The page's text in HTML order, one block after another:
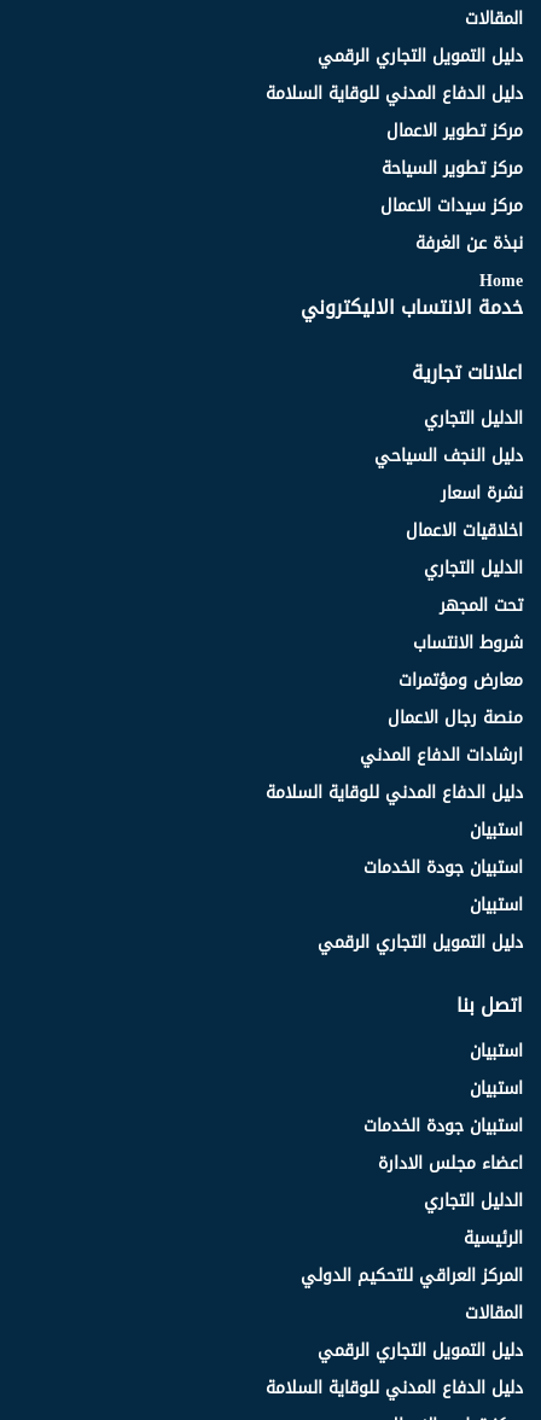
المقالات
دليل التمويل التجاري الرقمي
دليل الدفاع المدني للوقاية السلامة
مركز تطوير الاعمال
مركز تطوير السياحة
مركز سيدات الاعمال
نبذة عن الغرفة
Home
خدمة الانتساب الاليكتروني
اعلانات تجارية
الدليل التجاري
دليل النجف السياحي
نشرة اسعار
اخلاقيات الاعمال
الدليل التجاري
تحت المجهر
شروط الانتساب
معارض ومؤتمرات
منصة رجال الاعمال
ارشادات الدفاع المدني
دليل الدفاع المدني للوقاية السلامة
استبيان
استبيان جودة الخدمات
استبيان
دليل التمويل التجاري الرقمي
اتصل بنا
استبيان
استبيان
استبيان جودة الخدمات
اعضاء مجلس الادارة
الدليل التجاري
الرئيسية
المركز العراقي للتحكيم الدولي
المقالات
دليل التمويل التجاري الرقمي
دليل الدفاع المدني للوقاية السلامة